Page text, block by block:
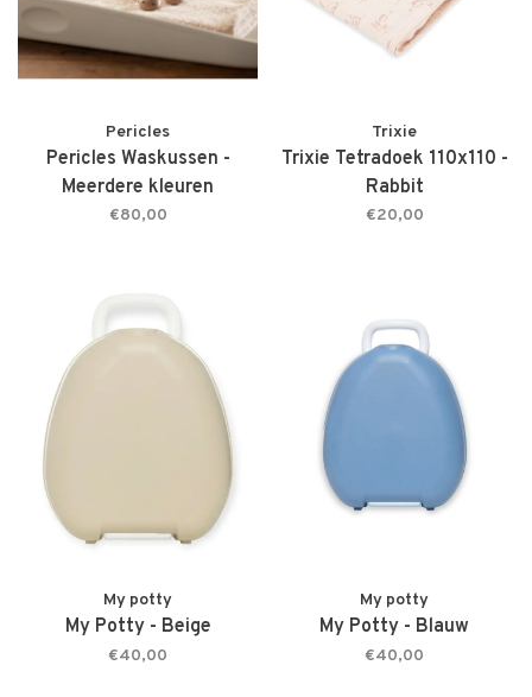
Pericles
Pericles Waskussen -
Meerdere kleuren
€80,00
Trixie
Trixie Tetradoek 110x110 -
Rabbit
€20,00
My potty
My Potty - Beige
€40,00
My potty
My Potty - Blauw
€40,00